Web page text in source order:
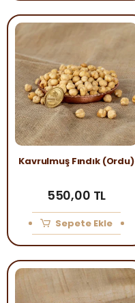
Kavrulmuş Fındık (Ordu)
550,00 TL
Sepete Ekle